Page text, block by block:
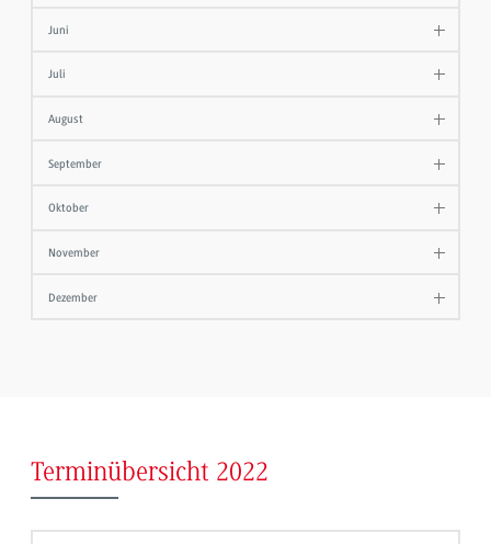
Juni
Juli
August
September
Oktober
November
Dezember
Terminübersicht 2022